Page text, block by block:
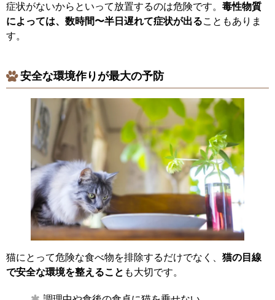
症状がないからといって放置するのは危険です。 毒性物質
によっては、数時間〜半日遅れて症状が出ることもありま
す。
安全な環境作りが最大の予防
猫にとって危険な食べ物を排除するだけでなく、 猫の目線
で安全な環境を整えること も大切です。